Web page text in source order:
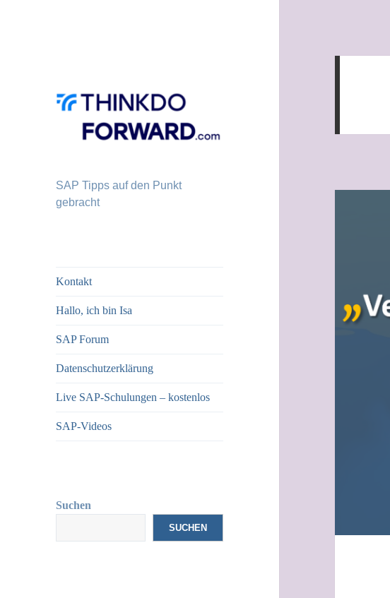
SAP Tipps auf den Punkt
gebracht
Kontakt
Hallo, ich bin Isa
SAP Forum
Datenschutzerklärung
Live SAP-Schulungen – kostenlos
SAP-Videos
Suchen
SUCHEN